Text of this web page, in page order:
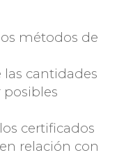
métodos de
cantidades
posibles
certificados
relación con